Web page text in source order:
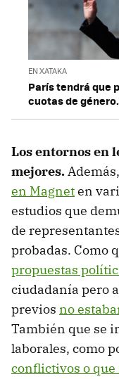
EN XATAKA
París tendrá que
cuotas de
Los entornos en
mejores.Además,
en Magneten
estudios que
de
probadas. Como
propuestas
ciudadanía pero
previos no
También que se
laborales, como
conflictivos o